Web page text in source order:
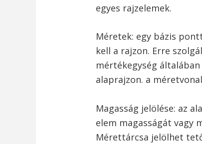
egyes rajzelemek.
Méretek: egy bázis
kell a rajzon. Erre
mértékegység
alaprajzon. a
Magasság jelölése: az
elem magasságát vagy
Mérettárcsa jelölhet